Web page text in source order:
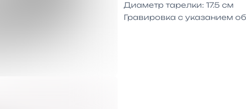
Диаметр тарелки: 17.5 см
Гравировка с указанием